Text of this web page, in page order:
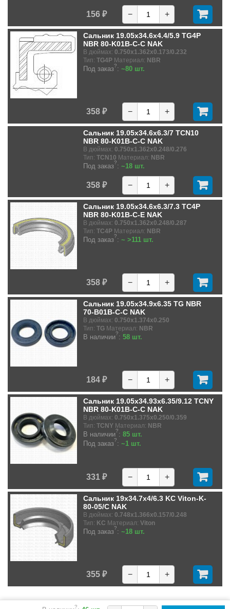
?
156 ₽ − +
Сальник 19.05x34.6x4.4/5.9 TG4P
NBR 80-K01B-C-C NAK
В дюймах: 0.750x1.362x0.173/0.232
Тип: TG4P Материал: NBR
Под заказ?: ~80 шт.
358 ₽ − +
Сальник 19.05x34.6x6.3/7 TCN10
NBR 80-K01B-C-C NAK
В дюймах: 0.750x1.362x0.248/0.276
Тип: TCN10 Материал: NBR
Под заказ?: ~18 шт.
358 ₽ − +
Сальник 19.05x34.6x6.3/7.3 TC4P
NBR 80-K01B-C-E NAK
В дюймах: 0.750x1.362x0.248/0.287
Тип: TC4P Материал: NBR
Под заказ?: ~ >111 шт.
358 ₽ − +
Сальник 19.05x34.9x6.35 TG NBR
70-B01B-C-C NAK
В дюймах: 0.750x1.374x0.250
Тип: TG Материал: NBR
В наличии?: 58 шт.
184 ₽ − +
Сальник 19.05x34.93x6.35/9.12 TCNY
NBR 80-K01B-C-C NAK
В дюймах: 0.750x1.375x0.250/0.359
Тип: TCNY Материал: NBR
В наличии?: 85 шт.
Под заказ?: ~1 шт.
331 ₽ − +
Сальник 19x34.7x4/6.3 KC Viton-K-
80-05/C NAK
В дюймах: 0.748x1.366x0.157/0.248
Тип: KC Материал: Viton
Под заказ?: ~18 шт.
355 ₽ − +